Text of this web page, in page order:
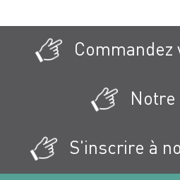
Notre
S'inscrire à